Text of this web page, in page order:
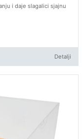
i daje slagalici sjajnu
Detalji